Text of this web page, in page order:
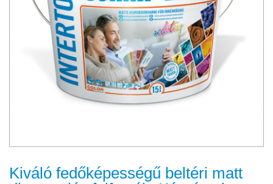
Kiváló fedőképességű beltéri matt